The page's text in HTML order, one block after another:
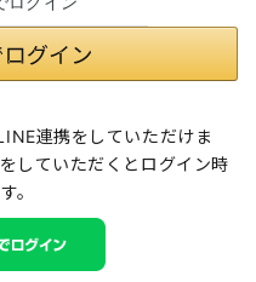
連携をしていただけま
をしていただくとログイン時
。